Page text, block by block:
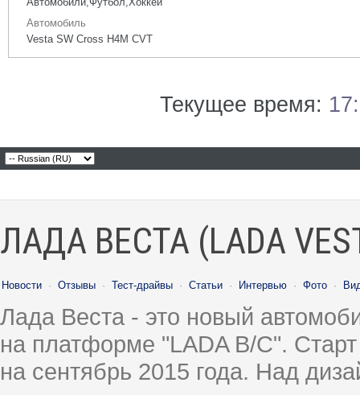
Автомобиль
Vesta SW Cross H4M CVT
Текущее время:
ЛАДА ВЕСТА (LADA
Новости · Отзывы · Тест-драйвы · Статьи · Интервью · Фото ·
Лада Веста - это новый
на платформе "LADA B/C".
на сентябрь 2015 года. Над